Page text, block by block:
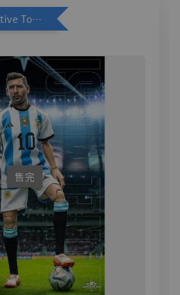
加購優惠【Competitive Toys 梅西 [CM001]】
售完